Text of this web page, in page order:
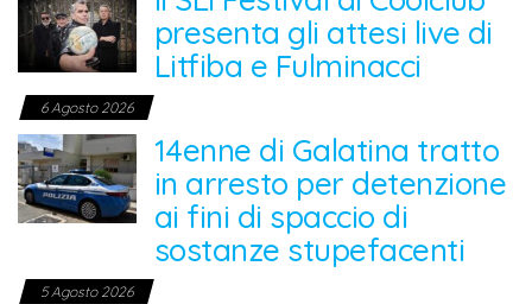
presenta gli attesi live di
Litfiba e Fulminacci
6 Agosto 2026
14enne di Galatina tratto
in arresto per detenzione
ai fini di spaccio di
sostanze stupefacenti
5 Agosto 2026